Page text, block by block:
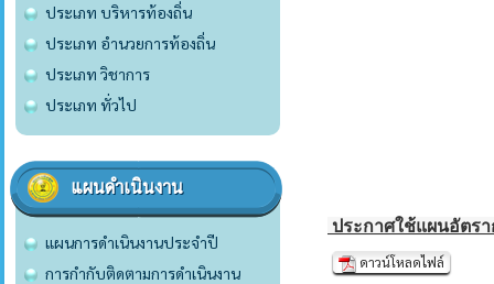
ประเภท บริหารท้องถิ่น
ประเภท อำนวยการท้องถิ่น
ประเภท วิชาการ
ประเภท ทั่วไป
แผนดำเนินงาน
แผนการดำเนินงานประจำปี
การกำกับติดตามการดำเนินงาน
ประกาศใช้แผนอัตรา
ดาวน์โหลดไฟล์